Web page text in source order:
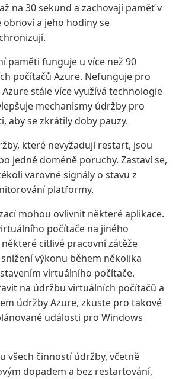
na 30 sekund a zachovají paměť v
obnoví a jeho hodiny se
paměti funguje u více než 90
počítačů Azure. Nefunguje pro
Azure stále více využívá technologie
mechanismy údržby pro
aby se zkrátily doby pauzy.
které nevyžadují restart, jsou
jedné doméně poruchy. Zastaví se,
varovné signály o stavu z
platformy.
mohou ovlivnit některé aplikace.
počítače na jiného
citlivé pracovní zátěže
výkonu během několika
virtuálního počítače.
na údržbu virtuálních počítačů a
údržby Azure, zkuste pro takové
události pro Windows
všech činností údržby, včetně
dopadem a bez restartování,